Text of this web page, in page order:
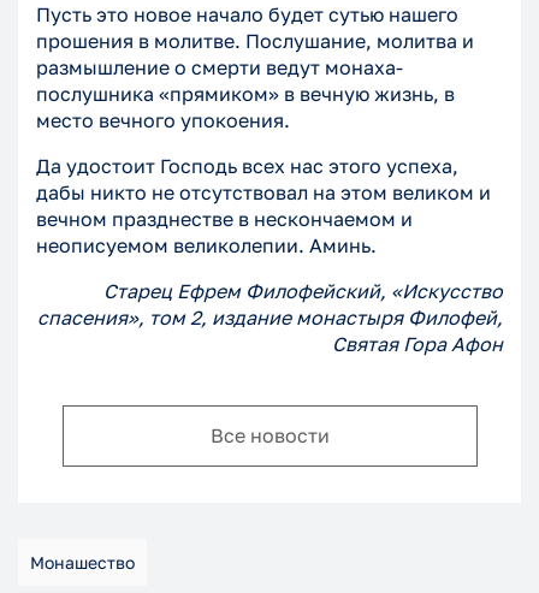
Пусть это новое начало будет сутью нашего
прошения в молитве. Послушание, молитва и
размышление о смерти ведут монаха-
послушника «прямиком» в вечную жизнь, в
место вечного упокоения.
Да удостоит Господь всех нас этого успеха,
дабы никто не отсутствовал на этом великом и
вечном празднестве в нескончаемом и
неописуемом великолепии. Аминь.
Старец Ефрем Филофейский, «Искусство
спасения», том 2, издание монастыря Филофей,
Святая Гора Афон
Все новости
Монашество